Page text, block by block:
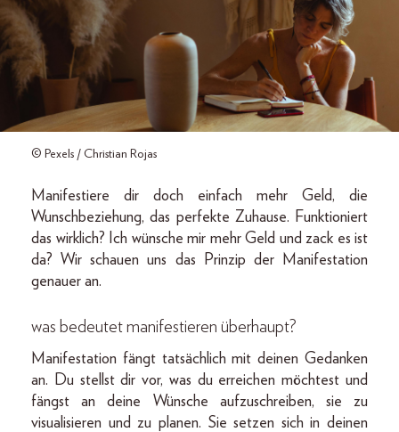
© Pexels / Christian Rojas
Manifestiere dir doch einfach mehr Geld, die
Wunschbeziehung, das perfekte Zuhause. Funktioniert
das wirklich? Ich wünsche mir mehr Geld und zack es ist
da? Wir schauen uns das Prinzip der Manifestation
genauer an.
was bedeutet manifestieren überhaupt?
Manifestation fängt tatsächlich mit deinen Gedanken
an. Du stellst dir vor, was du erreichen möchtest und
fängst an deine Wünsche aufzuschreiben, sie zu
visualisieren und zu planen. Sie setzen sich in deinen